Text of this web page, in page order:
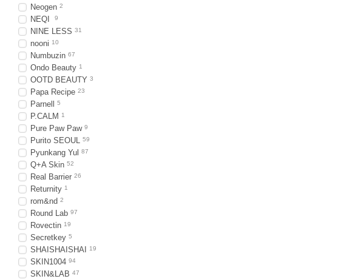
Neogen 2
NEQI 9
NINE LESS 31
nooni 10
Numbuzin 67
Ondo Beauty 1
OOTD BEAUTY 3
Papa Recipe 23
Parnell 5
P.CALM 1
Pure Paw Paw 9
Purito SEOUL 59
Pyunkang Yul 87
Q+A Skin 52
Real Barrier 26
Returnity 1
rom&nd 2
Round Lab 97
Rovectin 19
Secretkey 5
SHAISHAISHAI 19
SKIN1004 94
SKIN&LAB 47